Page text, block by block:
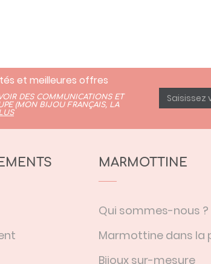
et meilleures offres
DES COMMUNICATIONS ET
(MON BIJOU FRANÇAIS, LA
MARMOTTINE
Qui sommes-nous ?
Marmottine dans la
Bijoux sur-mesure